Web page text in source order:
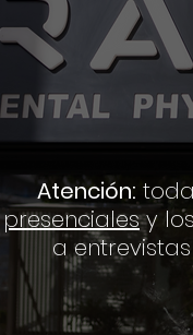
Atención:
presencialesy
a